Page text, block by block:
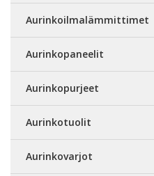
Aurinkoilmalämmittimet
Aurinkopaneelit
Aurinkopurjeet
Aurinkotuolit
Aurinkovarjot